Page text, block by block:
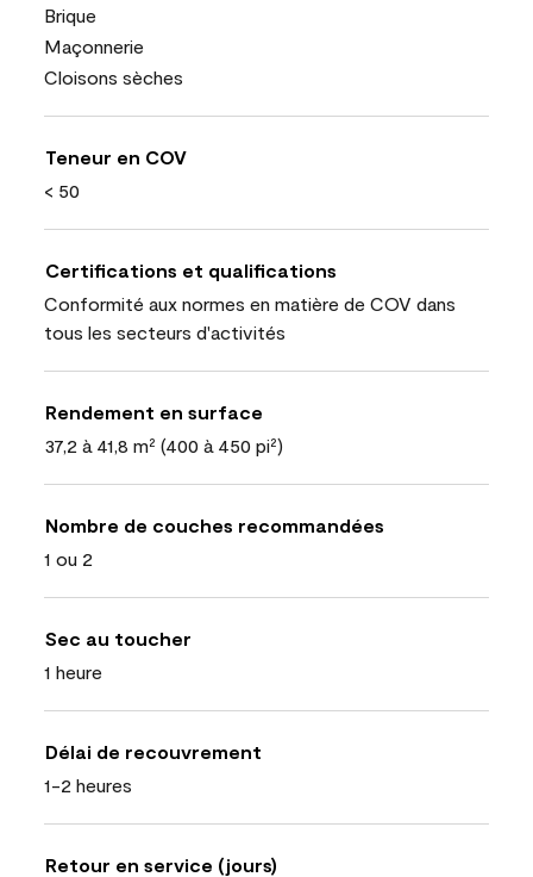
Brique
Maçonnerie
Cloisons sèches
Teneur en COV
< 50
Certifications et qualifications
Conformité aux normes en matière de COV dans
tous les secteurs d'activités
Rendement en surface
37,2 à 41,8 m² (400 à 450 pi²)
Nombre de couches recommandées
1 ou 2
Sec au toucher
1 heure
Délai de recouvrement
1-2 heures
Retour en service (jours)